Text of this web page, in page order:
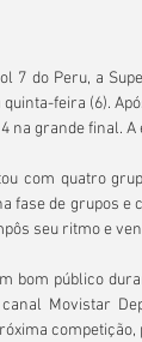
7 do Peru, a
feira (6).
na grande final.
com quatro
fase de grupos
seu ritmo e
bom público
Movistar